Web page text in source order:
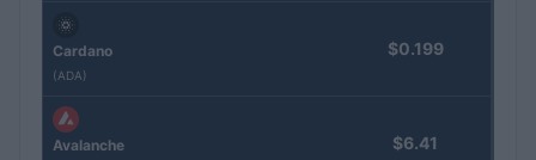
Cardano
(ADA)
$0.199
Avalanche $6.41